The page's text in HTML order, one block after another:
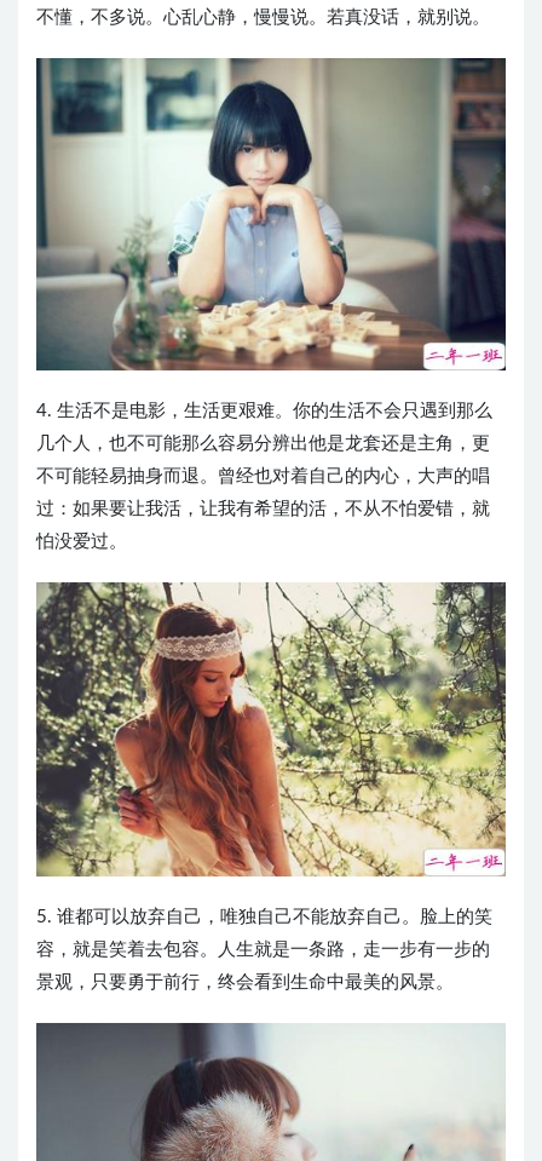
不懂，不多说。心乱心静，慢慢说。若真没话，就别说。
4. 生活不是电影，生活更艰难。你的生活不会只遇到那么
几个人，也不可能那么容易分辨出他是龙套还是主角，更
不可能轻易抽身而退。曾经也对着自己的内心，大声的唱
过：如果要让我活，让我有希望的活，不从不怕爱错，就
怕没爱过。
5. 谁都可以放弃自己，唯独自己不能放弃自己。脸上的笑
容，就是笑着去包容。人生就是一条路，走一步有一步的
景观，只要勇于前行，终会看到生命中最美的风景。